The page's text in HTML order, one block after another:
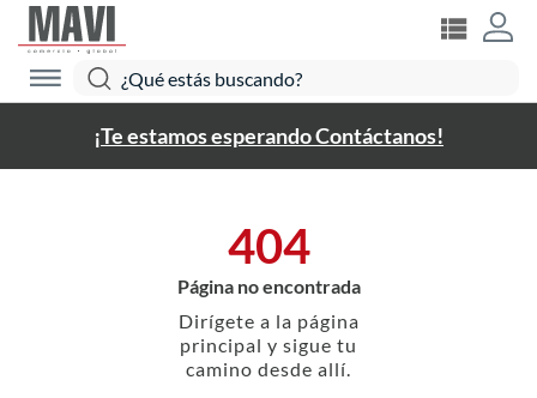
¡Te estamos esperando Contáctanos!
404
Página no encontrada
Dirígete a la página
principal y sigue tu
camino desde allí.